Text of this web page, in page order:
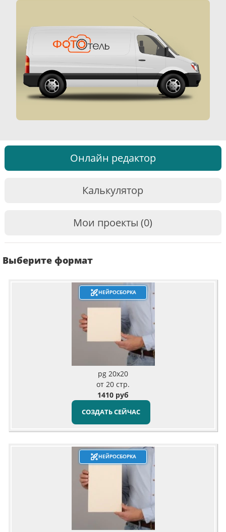
Онлайн редактор
Калькулятор
Мои проекты (0)
Выберите формат
НЕЙРОСБОРКА
pg 20x20
от 20 стр.
1410 руб
СОЗДАТЬ СЕЙЧАС
НЕЙРОСБОРКА